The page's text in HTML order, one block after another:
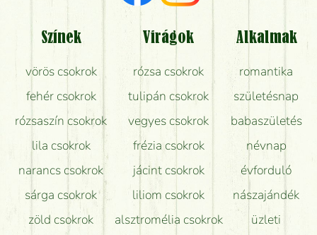
Tényleg azt kapom, ami a képen van?
Hogy marad a lehető legtovább friss a csokor?
Tudok adventi koszorút vásárolni boltban?
Színek
vörös csokrok
fehér csokrok
rózsaszín csokrok
lila csokrok
narancs csokrok
sárga csokrok
zöld csokrok
Virágok
rózsa csokrok
tulipán csokrok
vegyes csokrok
frézia csokrok
jácint csokrok
liliom csokrok
alsztromélia csokrok
Alkalmak
romantika
születésnap
babaszületés
névnap
évforduló
nászajándék
üzleti